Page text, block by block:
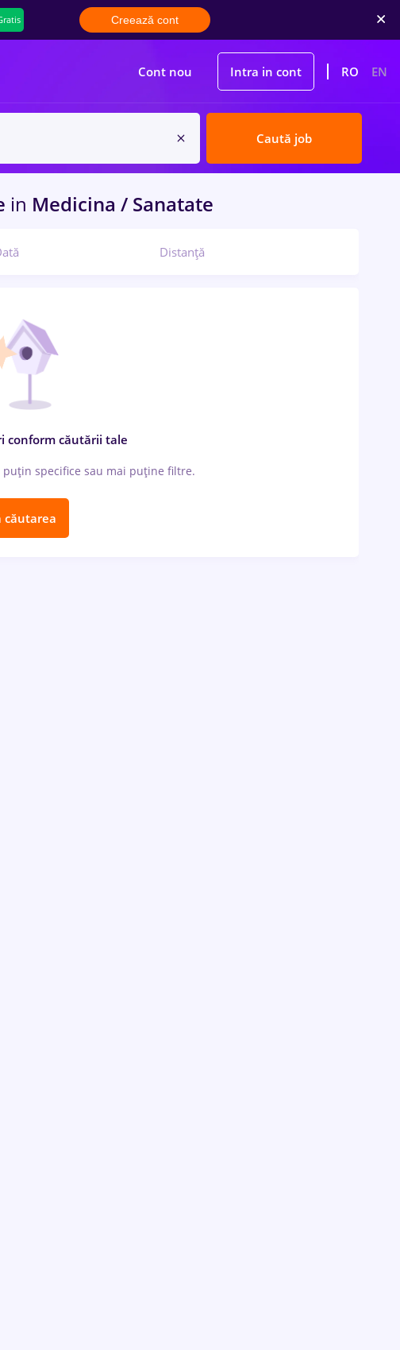
Creează cont
Cont nou Intra in cont RO EN
Caută job
in Medicina / Sanatate
Distanță
conform căutării tale
specifice sau mai puține filtre.
căutarea